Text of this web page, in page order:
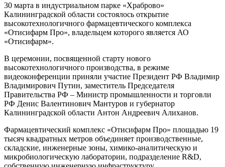
30 марта в индустриальном парке «Храброво»
Калининградской области состоялось открытие
высокотехнологичного фармацевтического комплекса
«Отисифарм Про», владельцем которого является АО
«Отисифарм».
В церемонии, посвященной старту нового
высокотехнологичного производства, в режиме
видеоконференции приняли участие Президент РФ Владимир
Владимирович Путин, заместитель Председателя
Правительства РФ – Министр промышленности и торговли
РФ Денис Валентинович Мантуров и губернатор
Калининградской области Антон Андреевич Алиханов.
Фармацевтический комплекс «Отисифарм Про» площадью 19
тысяч квадратных метров объединяет производственные,
складские, инженерные зоны, химико-аналитическую и
микробиологическую лаборатории, подразделение R&D,